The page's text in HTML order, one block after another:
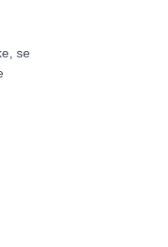
se